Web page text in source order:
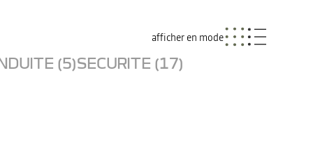
afficher en mode
(5)SECURITE (17)